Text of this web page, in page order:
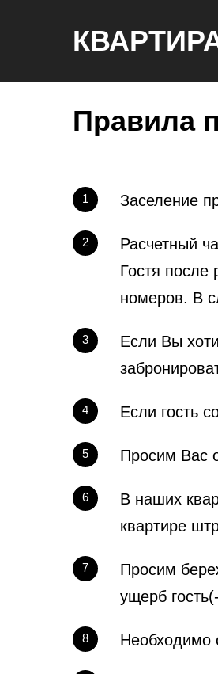
Правила
1 Заселение
2
Расчетный
Гостя после
номеров. В
3
​Если Вы
4 ​Если гость
5 ​Просим Вас
6
В наших
квартире
7
Просим
ущерб
8 Необходимо